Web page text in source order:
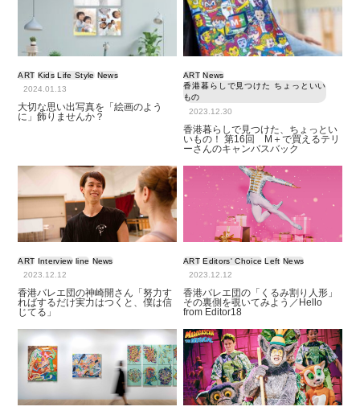
ART Kids Life Style News
2024.01.13
大切な思い出写真を「絵画のよう
に」飾りませんか？
ART News
香港暮らしで見つけた ちょっといい
もの
2023.12.30
香港暮らしで見つけた、ちょっとい
いもの！ 第16回 M＋で買えるテリ
ーさんのキャンバスバック
ART Interview line News
2023.12.12
香港バレエ団の神崎開さん「努力す
ればするだけ実力はつくと、僕は信
じてる」
ART Editors' Choice Left News
2023.12.12
香港バレエ団の「くるみ割り人形」
その裏側を覗いてみよう／Hello
from Editor18